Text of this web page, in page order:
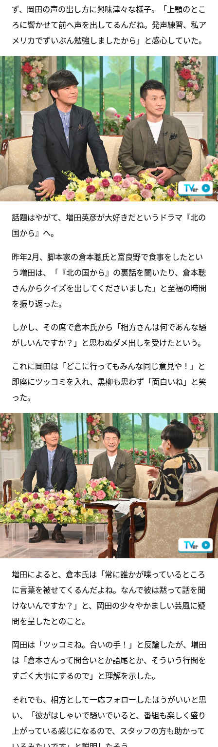
ず、岡田の声の出し方に興味津々な様子。「上顎のとこ
ろに響かせて前へ声を出してるんだね。発声練習、私ア
メリカでずいぶん勉強しましたから」と感心していた。
話題はやがて、増田英彦が大好きだというドラマ『北の
国から』へ。
昨年2月、脚本家の倉本聰氏と富良野で食事をしたとい
う増田は、「『北の国から』の裏話を聞いたり、倉本聰
さんからクイズを出してくださいました」と至福の時間
を振り返った。
しかし、その席で倉本氏から「相方さんは何であんな騒
がしいんですか？」と思わぬダメ出しを受けたという。
これに岡田は「どこに行ってもみんな同じ意見や！」と
即座にツッコミを入れ、黒柳も思わず「面白いね」と笑
った。
増田によると、倉本氏は「常に誰かが喋っているところ
に言葉を被せてくるんだよね。なんで彼は黙って話を聞
けないんですか？」と、岡田の少々やかましい芸風に疑
問を呈したとのこと。
岡田は「ツッコミね。合いの手！」と反論したが、増田
は「倉本さんって間合いとか語尾とか、そういう行間を
すごく大事にするので」と理解を示した。
それでも、相方として一応フォローしたほうがいいと思
い、「彼がはしゃいで騒いでいると、番組も楽しく盛り
上がっている感じになるので、スタッフの方も助かって